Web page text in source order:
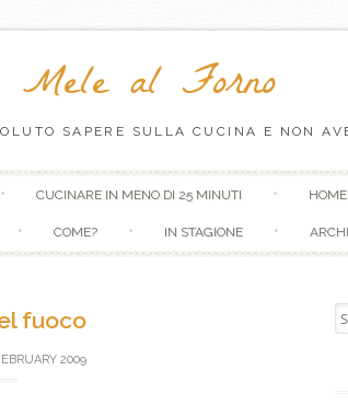
Mele al Forno
SAPERE SULLA CUCINA E NON
CUCINARE IN MENO DI 25 MINUTI HOME
COME? IN STAGIONE
fuoco
2009